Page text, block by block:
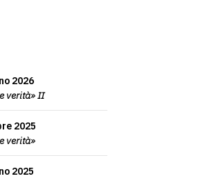
2026
verità» II
2025
verità»
2025